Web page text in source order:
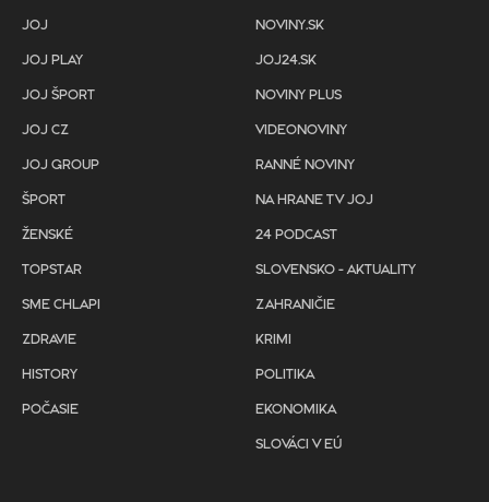
JOJ
JOJ PLAY
JOJ ŠPORT
JOJ CZ
JOJ GROUP
ŠPORT
ŽENSKÉ
TOPSTAR
SME CHLAPI
ZDRAVIE
HISTORY
POČASIE
NOVINY.SK
JOJ24.SK
NOVINY PLUS
VIDEONOVINY
RANNÉ NOVINY
NA HRANE TV JOJ
24 PODCAST
SLOVENSKO - AKTUALITY
ZAHRANIČIE
KRIMI
POLITIKA
EKONOMIKA
SLOVÁCI V EÚ